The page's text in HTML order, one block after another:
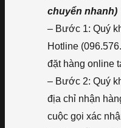
chuyển nhanh)
– Bước 1: Quý
Hotline
đặt hàng online
– Bước 2: Quý
địa chỉ nhận
cuộc gọi xác